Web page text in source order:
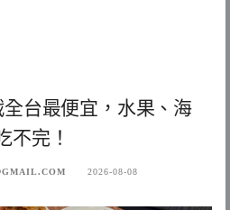
台最便宜，水果、海
不完！
2026-08-08